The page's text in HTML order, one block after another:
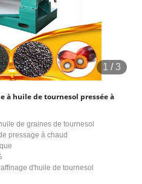
1 /3
à huile de tournesol pressée à
de graines de tournesol
pressage à chaud
d'huile de tournesol